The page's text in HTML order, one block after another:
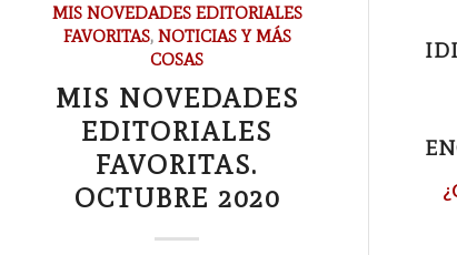
MIS NOVEDADES EDITORIALES
FAVORITAS, NOTICIAS Y MÁS
COSAS
MIS NOVEDADES
EDITORIALES
FAVORITAS.
OCTUBRE 2020